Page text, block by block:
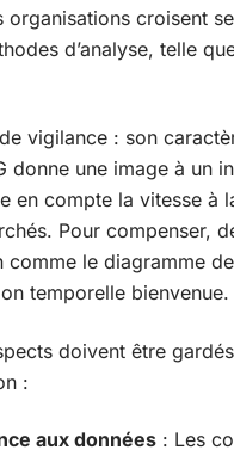
organisations croisent
d’analyse, telle
vigilance : son
donne une image à un
en compte la vitesse à
Pour compenser,
comme le diagramme
temporelle bienvenue.
doivent être
:
aux données : Les